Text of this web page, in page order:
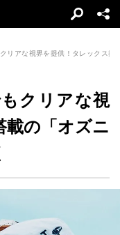
リアな視界を提供！タレックス搭
クリアな視
載の「オズニ